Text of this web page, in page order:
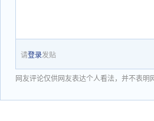
请登录发贴
网友评论仅供网友表达个人看法，并不表明